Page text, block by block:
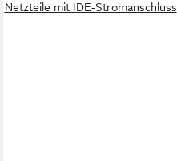
Netzteile mit IDE-Stromanschluss